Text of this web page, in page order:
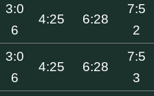
3:0
6
4:25 6:28
7:5
2
3:0
6
4:25 6:28
7:5
3